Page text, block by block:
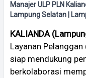
Manajer ULP PLN
Lampung Selatan |
KALIANDA
Layanan
siap mendukung
berkolaborasi